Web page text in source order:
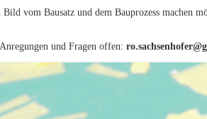
Bild vom Bausatz und dem Bauprozess machen
und Fragen offen: